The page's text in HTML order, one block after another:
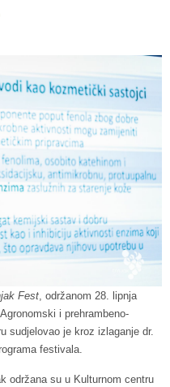
Fest, održanom 28. lipnja
i prehrambeno-
sudjelovao je kroz izlaganje dr.
festivala.
održana su u Kulturnom centru